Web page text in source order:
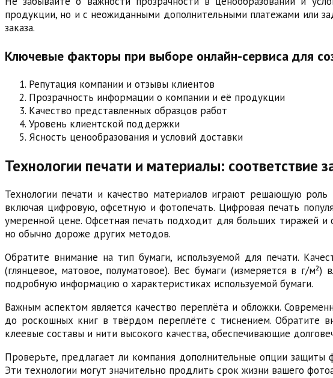
продукции, но и с неожиданными дополнительными платежами или
заказа.
Ключевые факторы при выборе онлайн-сервиса для
Репутация компании и отзывы клиентов
Прозрачность информации о компании и её продукции
Качество представленных образцов работ
Уровень клиентской поддержки
Ясность ценообразования и условий доставки
Технологии печати и материалы: соответствие
Технологии печати и качество материалов играют решающую роль
включая цифровую, офсетную и фотопечать. Цифровая печать
умеренной цене. Офсетная печать подходит для больших тиражей и
но обычно дороже других методов.
Обратите внимание на тип бумаги, используемой для печати.
(глянцевое, матовое, полуматовое). Вес бумаги (измеряется в г/
подробную информацию о характеристиках используемой бумаги.
Важным аспектом является качество переплёта и обложки.
до роскошных книг в твёрдом переплёте с тиснением. Обратите
клеевые составы и нити высокого качества, обеспечивающие
Проверьте, предлагает ли компания дополнительные опции защиты
Эти технологии могут значительно продлить срок жизни вашего